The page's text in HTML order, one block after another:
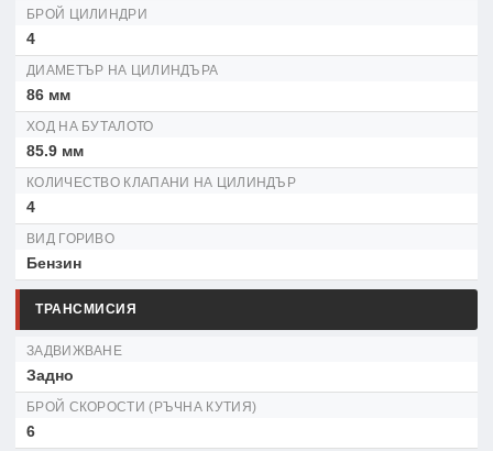
БРОЙ ЦИЛИНДРИ
4
ДИАМЕТЪР НА ЦИЛИНДЪРА
86 мм
ХОД НА БУТАЛОТО
85.9 мм
КОЛИЧЕСТВО КЛАПАНИ НА ЦИЛИНДЪР
4
ВИД ГОРИВО
Бензин
ТРАНСМИСИЯ
ЗАДВИЖВАНЕ
Задно
БРОЙ СКОРОСТИ (РЪЧНА КУТИЯ)
6